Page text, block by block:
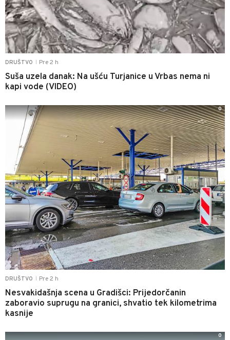
DRUŠTVO Pre 2 h
Suša uzela danak: Na ušću Turjanice u Vrbas nema ni
kapi vode (VIDEO)
DRUŠTVO Pre 2 h
Nesvakidašnja scena u Gradišci: Prijedorčanin
zaboravio suprugu na granici, shvatio tek kilometrima
kasnije
0
0